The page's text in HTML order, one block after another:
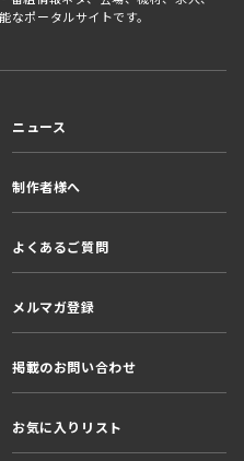
なポータルサイトです。
ニュース
制作者様へ
よくあるご質問
メルマガ登録
掲載のお問い合わせ
お気に入りリスト